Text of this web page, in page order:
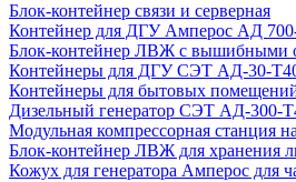
Блок-контейнер связи и серверная
Контейнер для ДГУ Амперос АД
Блок-контейнер ЛВЖ с вышибными
Контейнеры для ДГУ СЭТ АД-30-
Контейнеры для бытовых
Дизельный генератор СЭТ АД-300-
Модульная компрессорная станция
Блок-контейнер ЛВЖ для хранения
Кожух для генератора Амперос для